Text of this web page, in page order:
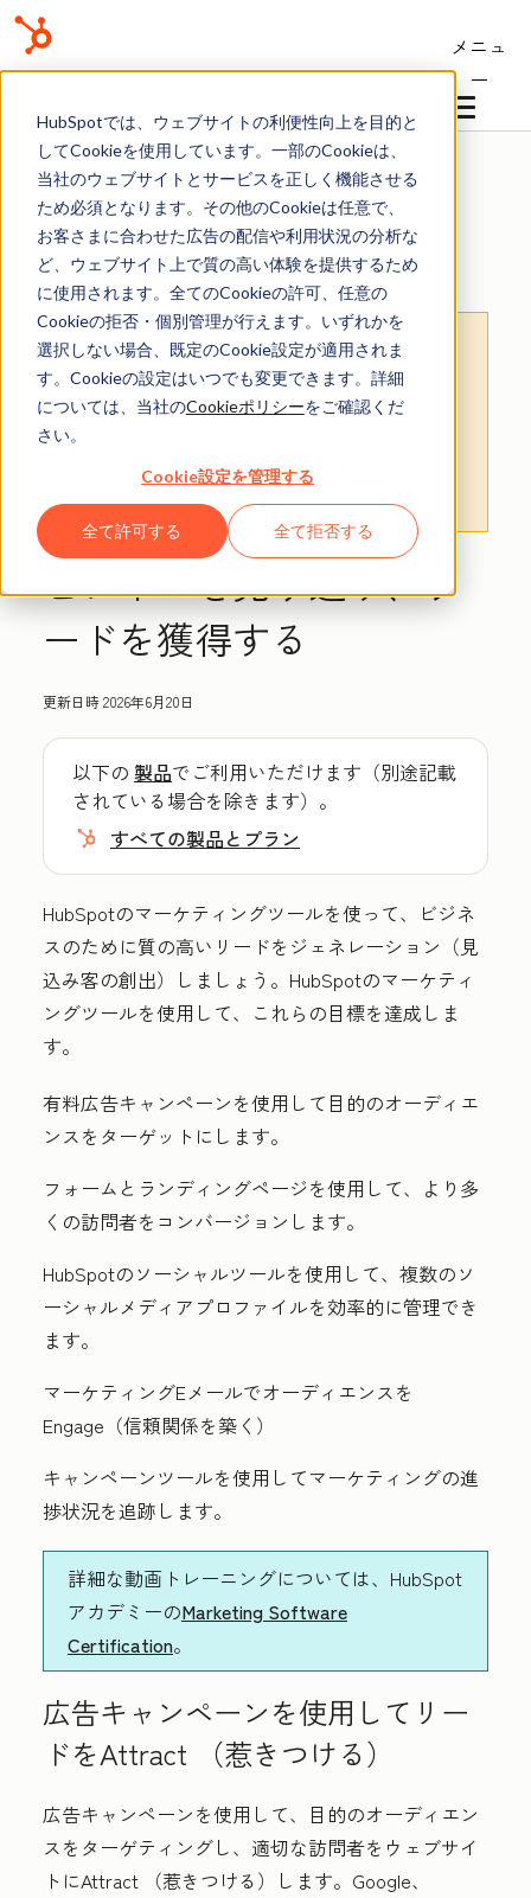
HubSpotでは、ウェブサイトの利便性向上を目的と
してCookieを使用しています。一部のCookieは、
当社のウェブサイトとサービスを正しく機能させる
ため必須となります。その他のCookieは任意で、
お客さまに合わせた広告の配信や利用状況の分析な
ど、ウェブサイト上で質の高い体験を提供するため
に使用されます。全てのCookieの許可、任意の
Cookieの拒否・個別管理が行えます。いずれかを
選択しない場合、既定のCookie設定が適用されま
す。Cookieの設定はいつでも変更できます。詳細
については、当社のCookieポリシーをご確認くだ
さい。
Cookie設定を管理する
全て許可する 全て拒否する
メニュ
ー
ナレッジベース
利用を開始する
お客さまへの大切なお知らせ：膨大なサポー
ト情報を少しでも早くお客さまにお届けする
ため、本コンテンツの日本語版は人間の翻訳
者を介さない自動翻訳で提供されておりま
正確な最新情報については
の英語版をご覧ください。
ビジネスを売り込み、リ
ードを獲得する
更新日時2026年6月20日
以下の 製品でご利用いただけます（別途記載
されている場合を除きます）。
すべての製品とプラン
HubSpotのマーケティングツールを使って、ビジネ
スのために質の高いリードをジェネレーション（見
込み客の創出）しましょう。HubSpotのマーケティ
ングツールを使用して、これらの目標を達成しま
す。
有料広告キャンペーンを使用して目的のオーディエ
ンスをターゲットにします。
フォームとランディングページを使用して、より多
くの訪問者をコンバージョンします。
HubSpotのソーシャルツールを使用して、複数のソ
ーシャルメディアプロファイルを効率的に管理でき
ます。
マーケティングEメールでオーディエンスを
Engage（信頼関係を築く）
キャンペーンツールを使用してマーケティングの進
捗状況を追跡します。
詳細な動画トレーニングについては、HubSpot
アカデミーのMarketing Software
Certification。
広告キャンペーンを使用してリー
ドをAttract （惹きつける）
広告キャンペーンを使用して、目的のオーディエン
スをターゲティングし、適切な訪問者をウェブサイ
トにAttract （惹きつける）します。Google、